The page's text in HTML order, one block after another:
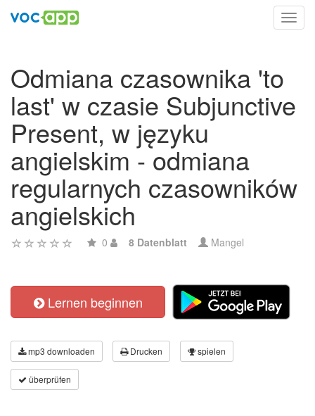
Odmiana czasownika 'to
last' w czasie Subjunctive
Present, w języku
angielskim - odmiana
regularnych czasowników
angielskich
0 8 Datenblatt Mangel
Lernen beginnen
mp3 downloaden Drucken spielen
überprüfen